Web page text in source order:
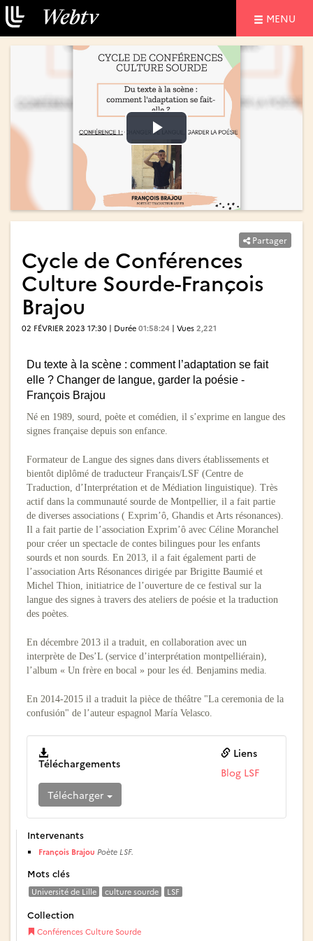
MENU
Lire
la
vidéo
Lire
la
vidéo
Partager
Cycle de Conférences
Culture Sourde-François
Brajou
02 FÉVRIER 2023 17:30 | Durée 01:58:24 | Vues 2,221
Du texte à la scène : comment l’adaptation se fait
elle ? Changer de langue, garder la poésie -
François Brajou
Né en 1989, sourd, poète et comédien, il s’exprime en langue des
signes française depuis son enfance.
Formateur de Langue des signes dans divers établissements et
bientôt diplômé de traducteur Français/LSF (Centre de
Traduction, d’Interprétation et de Médiation linguistique). Très
actif dans la communauté sourde de Montpellier, il a fait partie
de diverses associations ( Exprim’ô, Ghandis et Arts résonances).
Il a fait partie de l’association Exprim’ô avec Céline Moranchel
pour créer un spectacle de contes bilingues pour les enfants
sourds et non sourds. En 2013, il a fait également parti de
l’association Arts Résonances dirigée par Brigitte Baumié et
Michel Thion, initiatrice de l’ouverture de ce festival sur la
langue des signes à travers des ateliers de poésie et la traduction
des poètes.
En décembre 2013 il a traduit, en collaboration avec un
interprète de Des’L (service d’interprétation montpelliérain),
l’album « Un frère en bocal » pour les éd. Benjamins media.
En 2014-2015 il a traduit la pièce de théâtre "La ceremonia de la
confusión" de l’auteur espagnol María Velasco.
Téléchargements
Télécharger
Liens
Blog LSF
Intervenants
François Brajou Poète LSF.
Mots clés
Université de Lille culture sourde LSF
Collection
Conférences Culture Sourde